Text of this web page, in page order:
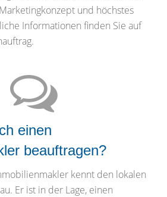
und höchstes
Informationen finden Sie auf
einen
beauftragen?
kennt den lokalen
Er ist in der Lage, einen